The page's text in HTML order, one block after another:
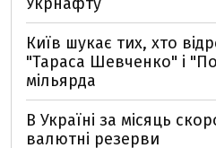
Укрнафту
Київ шукає тих, хто
"Тараса Шевченко" і
мільярда
В Україні за місяць
валютні резерви